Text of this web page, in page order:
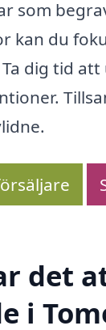
som
kan du
dig tid
det
i